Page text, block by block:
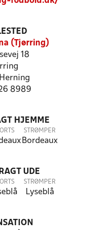
(Tjørring)
18
8989
HJEMME
STRØMPER
Bordeaux
UDE
STRØMPER
Lyseblå